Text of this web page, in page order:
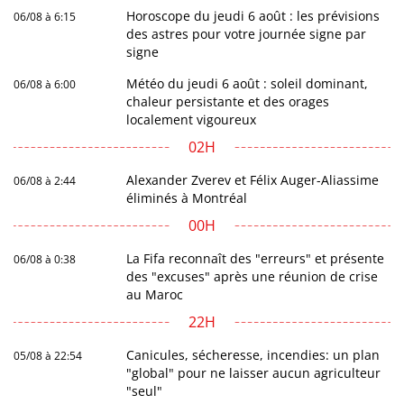
06/08 à 6:15
Horoscope du jeudi 6 août : les prévisions
des astres pour votre journée signe par
signe
06/08 à 6:00
Météo du jeudi 6 août : soleil dominant,
chaleur persistante et des orages
localement vigoureux
02H
06/08 à 2:44
Alexander Zverev et Félix Auger-Aliassime
éliminés à Montréal
00H
06/08 à 0:38
La Fifa reconnaît des "erreurs" et présente
des "excuses" après une réunion de crise
au Maroc
22H
05/08 à 22:54
Canicules, sécheresse, incendies: un plan
"global" pour ne laisser aucun agriculteur
"seul"